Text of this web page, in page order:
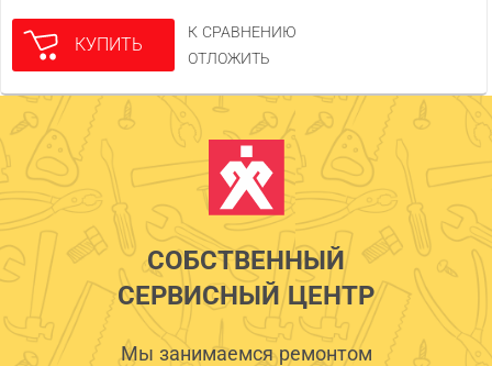
КУПИТЬ
К СРАВНЕНИЮ
ОТЛОЖИТЬ
СОБСТВЕННЫЙ
СЕРВИСНЫЙ ЦЕНТР
Мы занимаемся ремонтом